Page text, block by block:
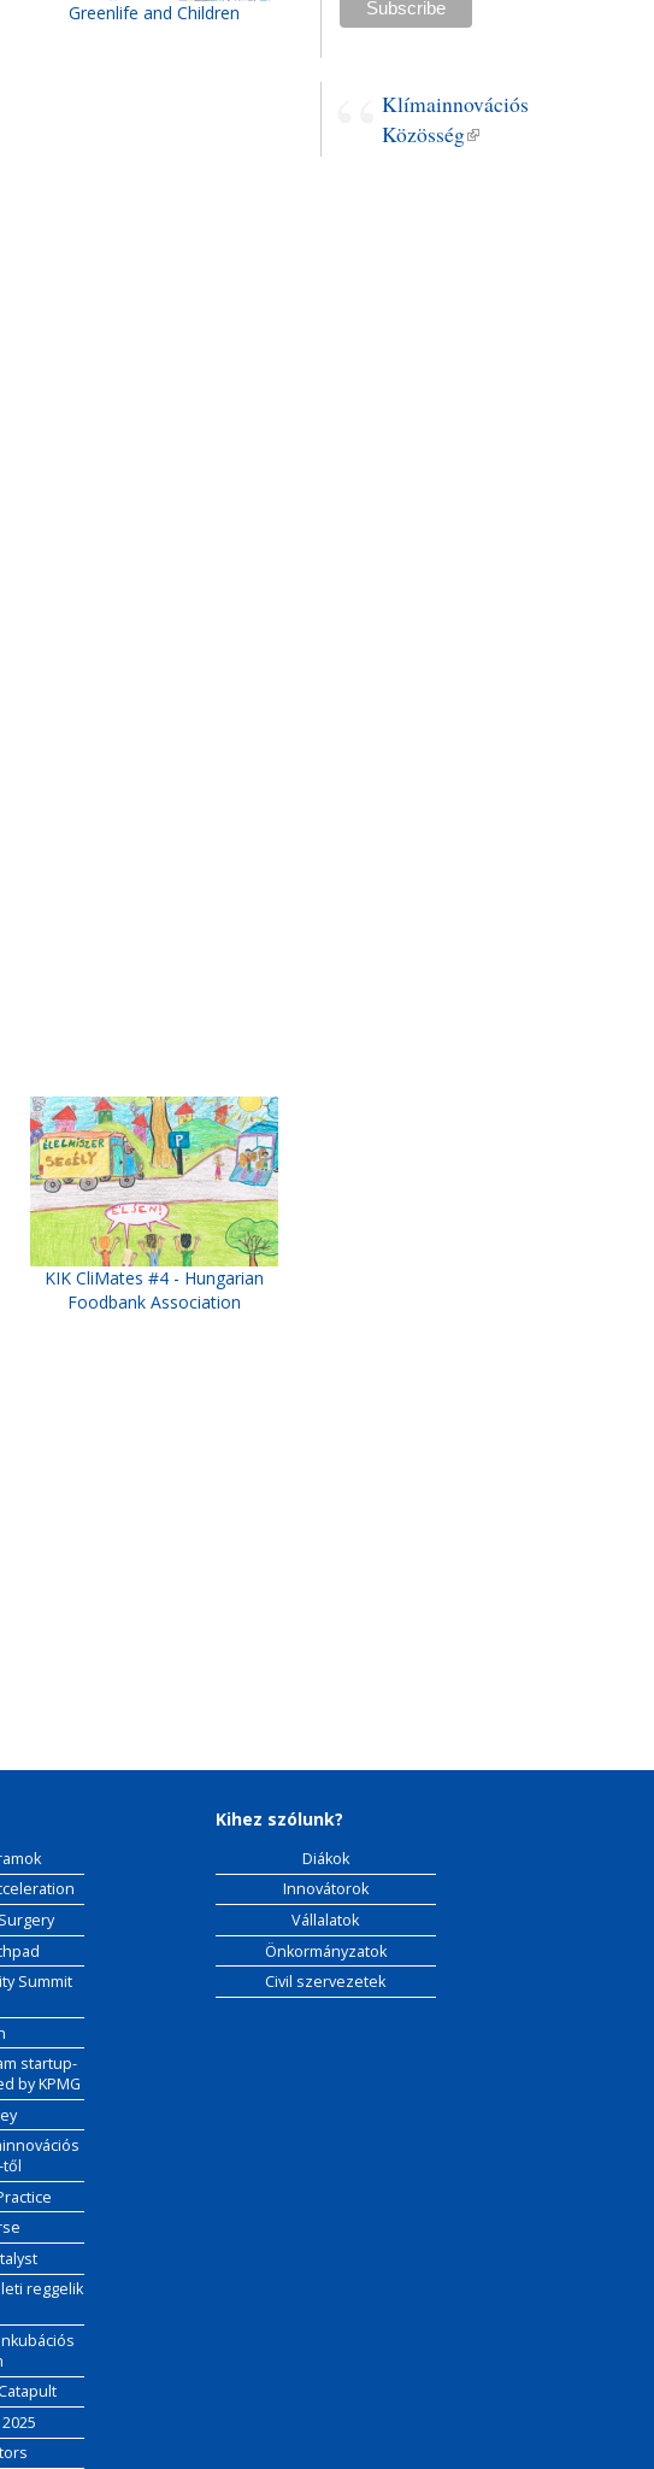
Greenlife and Children
KIK CliMates #4 - Hungarian
Foodbank Association
Klímainnovációs
Közösség(külső
Summit
startup-
by KPMG
től
reggelik
2025
Kihez szólunk?
Diákok
Innovátorok
Vállalatok
Önkormányzatok
Civil szervezetek